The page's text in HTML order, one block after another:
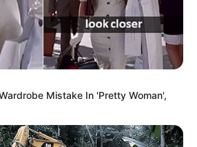
Mistake In 'Pretty Woman',